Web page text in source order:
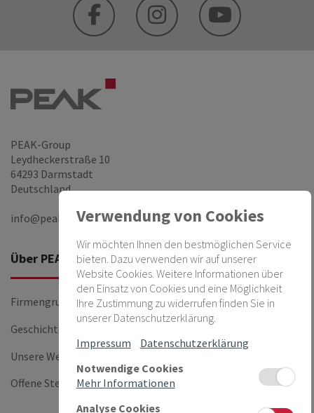
PEAK-Group
Leydheckerstraße 10
64293 Darmstadt
Deutschland
info@peak-group.de
Über PEAK
Firmengruppe
Geschichte
Unsere Werte
Offene Stellen
Firmen
PEAKnx
Verwendung von Cookies
Wir möchten Ihnen den bestmöglichen Service
bieten. Dazu verwenden wir auf unserer
Website Cookies. Weitere Informationen über
den Einsatz von Cookies und eine Möglichkeit
Ihre Zustimmung zu widerrufen finden Sie in
unserer Datenschutzerklärung.
Impressum
Datenschutzerklärung
Notwendige Cookies
Mehr Informationen
Analyse Cookies